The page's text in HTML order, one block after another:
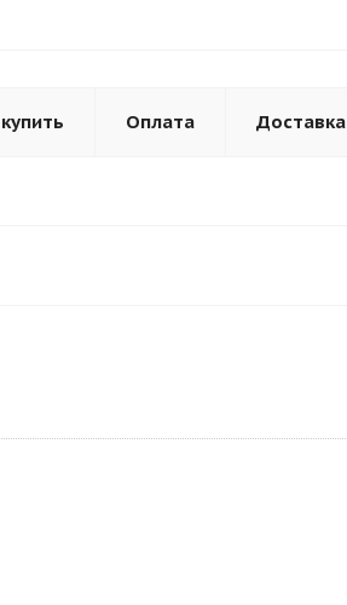
Оплата Доставка